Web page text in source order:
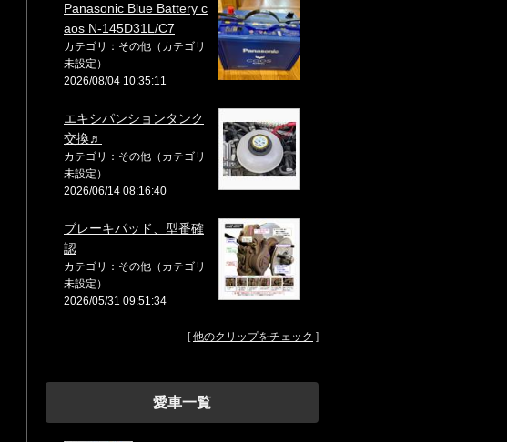
Panasonic Blue Battery c
aos N-145D31L/C7
カテゴリ：その他（カテゴリ
未設定）
2026/08/04 10:35:11
エキシパンションタンク
交換♬
カテゴリ：その他（カテゴリ
未設定）
2026/06/14 08:16:40
ブレーキパッド、型番確
認
カテゴリ：その他（カテゴリ
未設定）
2026/05/31 09:51:34
[他のクリップをチェック ]
愛車一覧